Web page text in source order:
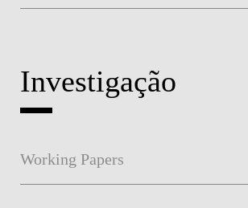
Investigação
Working Papers